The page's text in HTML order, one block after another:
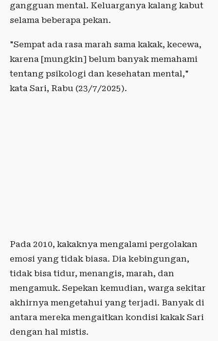
gangguan mental. Keluarganya kalang kabut
selama beberapa pekan.
"Sempat ada rasa marah sama kakak, kecewa,
karena [mungkin] belum banyak memahami
tentang psikologi dan kesehatan mental,"
kata Sari, Rabu (23/7/2025).
Pada 2010, kakaknya mengalami pergolakan
emosi yang tidak biasa. Dia kebingungan,
tidak bisa tidur, menangis, marah, dan
mengamuk. Sepekan kemudian, warga sekitar
akhirnya mengetahui yang terjadi. Banyak di
antara mereka mengaitkan kondisi kakak Sari
dengan hal mistis.